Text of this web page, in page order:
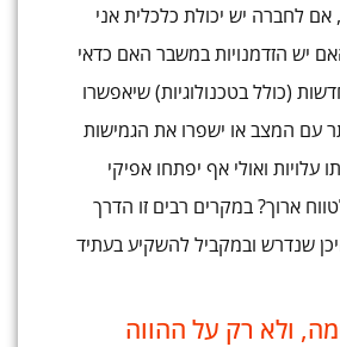
אם לחברה יש יכולת כלכלית אני
יש הזדמנויות במשבר האם כדאי
(כולל בטכנולוגיות) שיאפשרו
עם המצב או ישפרו את הגמישות
עלויות ואולי אף יפתחו אפיקי
ארוך? במקרים רבים זו הדרך
שנדרש ובמקביל להשקיע בעתיד
ולא רק על ההווה